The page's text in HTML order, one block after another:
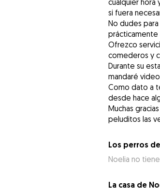
cualquier hora
si fuera
No dudes
prácticamente
Ofrezco
comederos y
Durante su
mandaré
Como dato a
desde hace
Muchas
peluditos las
Los perros
Noelia no
La casa de